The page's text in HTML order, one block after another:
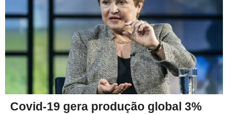
Covid-19 gera produção global 3%